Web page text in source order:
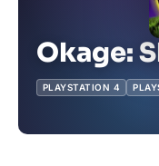
Okage:
PLAYSTATION 4